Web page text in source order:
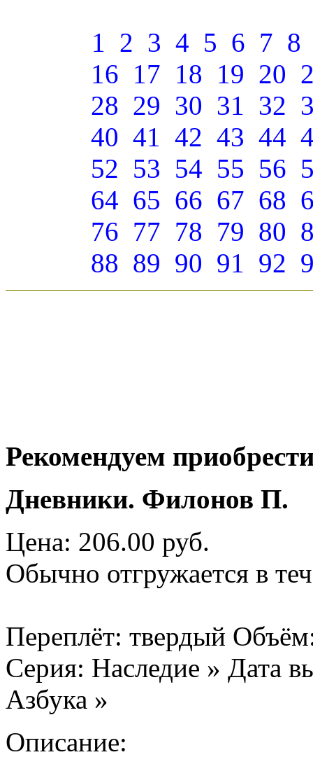
1 2 3 4 5 6 7 8
16 17 18 19 20
28 29 30 31 32
40 41 42 43 44
52 53 54 55 56
64 65 66 67 68
76 77 78 79 80
88 89 90 91 92
Рекомендуем
Дневники. Филонов П.
Цена: 206.00 руб.
Обычно отгружается в
Переплёт: твердый
Серия: Наследие » Дата
Азбука »
Описание: